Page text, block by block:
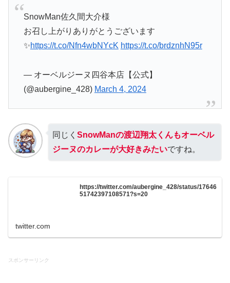
SnowMan佐久間大介様
お召し上がりありがとうございます
✨https://t.co/Nfn4wbNYcK https://t.co/brdznhN95r
— オーベルジーヌ四谷本店【公式】
(@aubergine_428) March 4, 2024
同じく SnowManの渡辺翔太くんもオーベル
ジーヌのカレーが大好きみたいですね。
https://twitter.com/aubergine_428/status/17646
51742397108571?s=20
twitter.com
スポンサーリンク